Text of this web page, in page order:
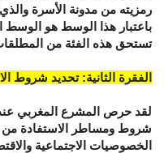
رمزيته من مدونة الأسرة
باعتبار هذا الوسط هو الوسط
تستحق هذه الفئة من
الفقرة الثانية: تحديد شروط
شروط ومساطر الاستفادة من
الخصوصيات الاجتماعية